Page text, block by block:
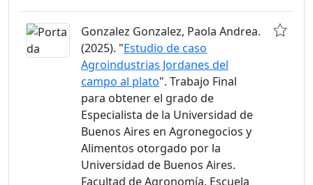
Gonzalez Gonzalez, Paola Andrea.
(2025). "Estudio de caso
Agroindustrias Jordanes del
campo al plato". Trabajo Final
para obtener el grado de
Especialista de la Universidad de
Buenos Aires en Agronegocios y
Alimentos otorgado por la
Universidad de Buenos Aires.
Facultad de Agronomía. Escuela